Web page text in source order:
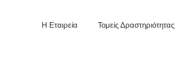
Η Εταιρεία Τομείς Δραστηριότητας